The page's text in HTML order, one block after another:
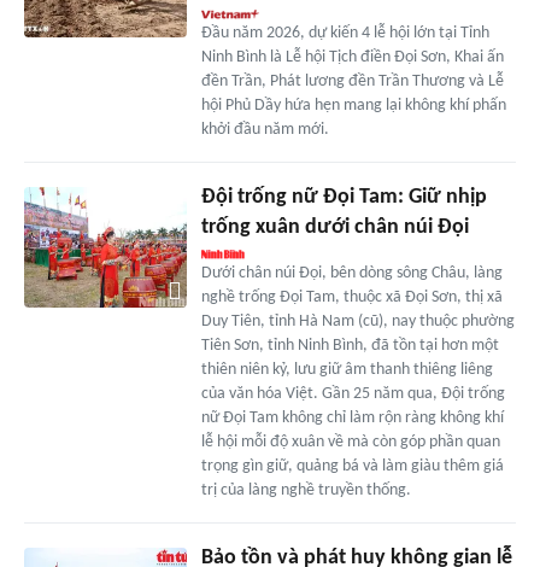
Đầu năm 2026, dự kiến 4 lễ hội lớn tại Tỉnh
Ninh Bình là Lễ hội Tịch điền Đọi Sơn, Khai ấn
đền Trần, Phát lương đền Trần Thương và Lễ
hội Phủ Dầy hứa hẹn mang lại không khí phấn
khởi đầu năm mới.
Đội trống nữ Đọi Tam: Giữ nhịp
trống xuân dưới chân núi Đọi
Dưới chân núi Đọi, bên dòng sông Châu, làng
nghề trống Đọi Tam, thuộc xã Đọi Sơn, thị xã
Duy Tiên, tỉnh Hà Nam (cũ), nay thuộc phường
Tiên Sơn, tỉnh Ninh Bình, đã tồn tại hơn một
thiên niên kỷ, lưu giữ âm thanh thiêng liêng
của văn hóa Việt. Gần 25 năm qua, Đội trống
nữ Đọi Tam không chỉ làm rộn ràng không khí
lễ hội mỗi độ xuân về mà còn góp phần quan
trọng gìn giữ, quảng bá và làm giàu thêm giá
trị của làng nghề truyền thống.
Bảo tồn và phát huy không gian lễ